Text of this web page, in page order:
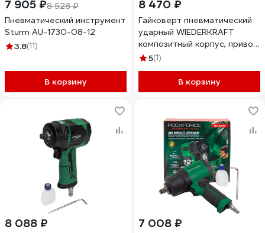
7 905 ₽8 528 ₽
Пневматический инструмент
Sturm AU-1730-08-12
3.8(11)
В корзину
8 470 ₽
Гайковерт пневматический
ударный WIEDERKRAFT
композитный корпус, привод
1/2, 1200 Нм WDK-20425S
5(1)
В корзину
8 088 ₽ 7 008 ₽